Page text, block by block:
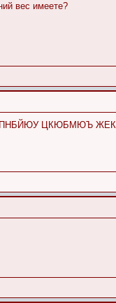
вес имеете?
ЦКЮБМЮЪ